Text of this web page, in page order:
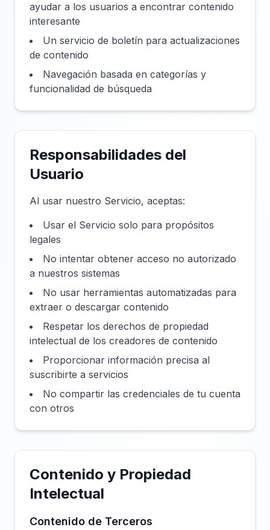
ayudar a los usuarios a encontrar contenido
interesante
Un servicio de boletín para actualizaciones
de contenido
Navegación basada en categorías y
funcionalidad de búsqueda
Responsabilidades del
Usuario
Al usar nuestro Servicio, aceptas:
Usar el Servicio solo para propósitos
legales
No intentar obtener acceso no autorizado
a nuestros sistemas
No usar herramientas automatizadas para
extraer o descargar contenido
Respetar los derechos de propiedad
intelectual de los creadores de contenido
Proporcionar información precisa al
suscribirte a servicios
No compartir las credenciales de tu cuenta
con otros
Contenido y Propiedad
Intelectual
Contenido de Terceros